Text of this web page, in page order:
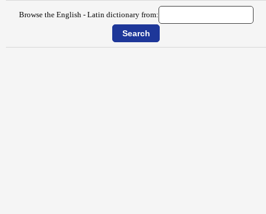
Browse the English - Latin dictionary from: